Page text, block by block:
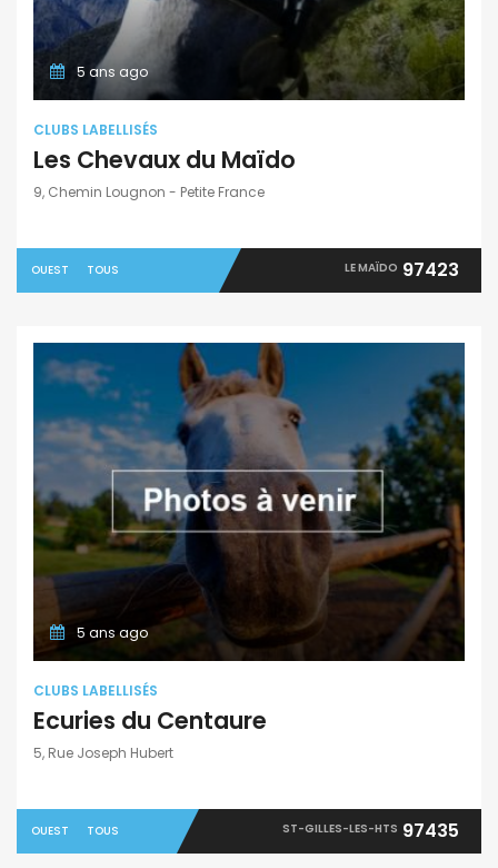
5 ans ago
CLUBS LABELLISÉS
Les Chevaux du Maïdo
9, Chemin Lougnon - Petite France
OUEST TOUS LE MAÏDO 97423
5 ans ago
CLUBS LABELLISÉS
Ecuries du Centaure
5, Rue Joseph Hubert
OUEST TOUS ST-GILLES-LES-HTS 97435